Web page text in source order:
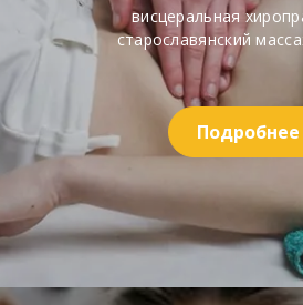
висцеральная
старославянский
Подробнее